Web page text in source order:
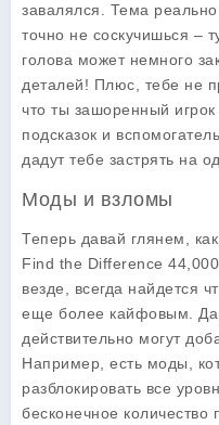
завалялся. Тема
точно не соскучишься –
голова может немного
деталей! Плюс, тебе не
что ты зашоренный
подсказок и
дадут тебе застрять на
Моды и взломы
Теперь давай глянем,
Find the Difference
везде, всегда найдется
еще более кайфовым.
действительно могут
Например, есть моды,
разблокировать все
бесконечное количество